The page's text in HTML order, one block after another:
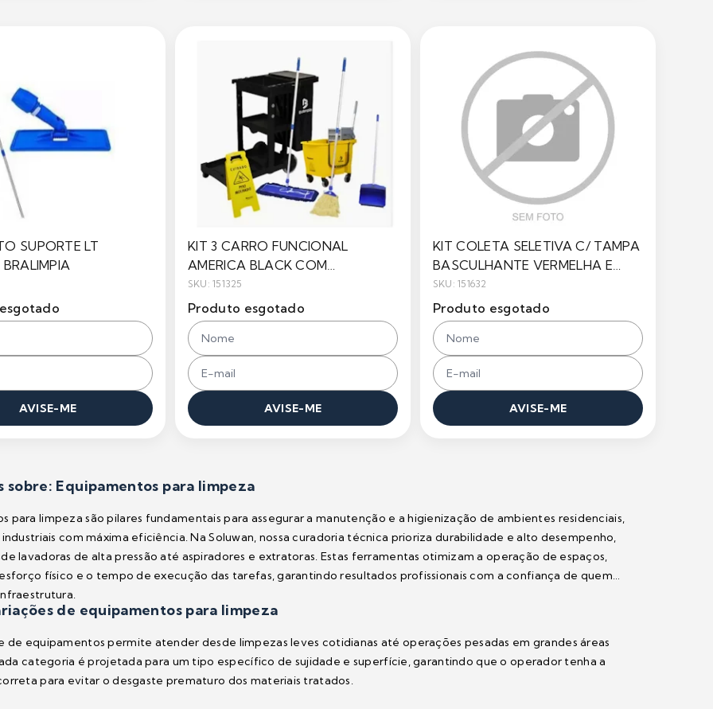
SUPORTE LT
AVISE-ME
KIT 3 CARRO FUNCIONAL
AMERICA BLACK COM
ACESSORIOS-NYKT03PR
BRALIMPIA
SKU: 151325
Produto esgotado
AVISE-ME
KIT COLETA SELETIVA C/ TAMPA
BASCULHANTE VERMELHA E
MARROM - BRALIMPIA
SKU: 151632
Produto esgotado
AVISE-ME
sobre: Equipamentos para limpeza
para limpeza são pilares fundamentais para assegurar a manutenção e a higienização de ambientes residenciais,
com máxima eficiência. Na Soluwan, nossa curadoria técnica prioriza durabilidade e alto desempenho,
lavadoras de alta pressão até aspiradores e extratoras. Estas ferramentas otimizam a operação de espaços,
físico e o tempo de execução das tarefas, garantindo resultados profissionais com a confiança de quem
de equipamentos para limpeza
de equipamentos permite atender desde limpezas leves cotidianas até operações pesadas em grandes áreas
categoria é projetada para um tipo específico de sujidade e superfície, garantindo que o operador tenha a
para evitar o desgaste prematuro dos materiais tratados.